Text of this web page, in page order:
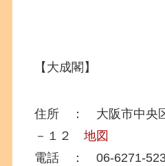
【大成閣】
住所 ： 大阪市中央
－１２地図
電話 ： 06-6271-